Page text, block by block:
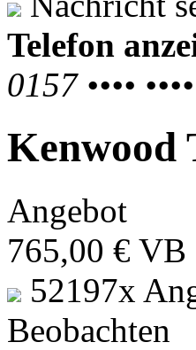
Telefon
0157 ••••
Kenwood
Angebot
765,00 € VB
52197x
Beobachten